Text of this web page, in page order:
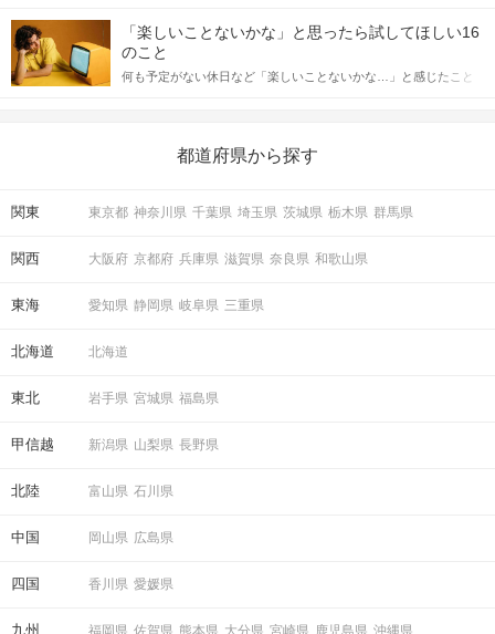
合にどのような行動に繋げるべきかをご紹介していきます。
しかし、中には「どう誘ったらいいの？」とお困りの男性もいら
っしゃるのではないでしょうか。 そこで今回は、男性から女性へ
送るLINEでのデートの誘い方のコツをご紹介します。例文も混じ
えながら解説するので、ぜひ参考にしてください。
「楽しいことないかな」と思ったら試してほしい16
のこと
何も予定がない休日など「楽しいことないかな…」と感じたこと
の楽しいことアイデアを集めました♪ いままさに楽しいことを探し
都道府県から探す
関東 東京都 神奈川県 千葉県 埼玉県 茨城県 栃木県 群馬県
関西 大阪府 京都府 兵庫県 滋賀県 奈良県 和歌山県
東海 愛知県 静岡県 岐阜県 三重県
北海道 北海道
東北 岩手県 宮城県 福島県
甲信越 新潟県 山梨県 長野県
北陸 富山県 石川県
中国 岡山県 広島県
四国 香川県 愛媛県
九州